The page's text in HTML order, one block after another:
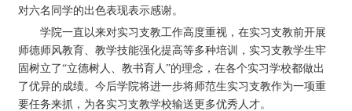
对六名同学的出色表现表示感谢。
学院一直以来对实习支教工作高度重视，在实习支教前开展
师德师风教育、教学技能强化提高等多种培训，实习支教学生牢
固树立了“立德树人、教书育人”的理念，在各个实习学校都做出
了优异的成绩。今后学院将进一步将师范生实习支教作为一项重
要任务来抓，为各实习支教学校输送更多优秀人才。